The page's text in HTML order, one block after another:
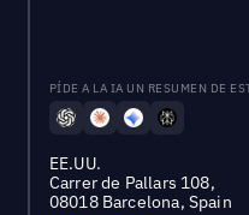
PÍDE A LA IA UN RESUMEN DE
EE.UU.
Carrer de Pallars 108,
08018 Barcelona, Spain